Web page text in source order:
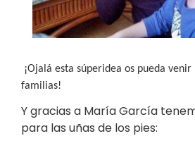
¡Ojalá esta súperidea os pueda
familias!
Y gracias a María García
para las uñas de los pies: